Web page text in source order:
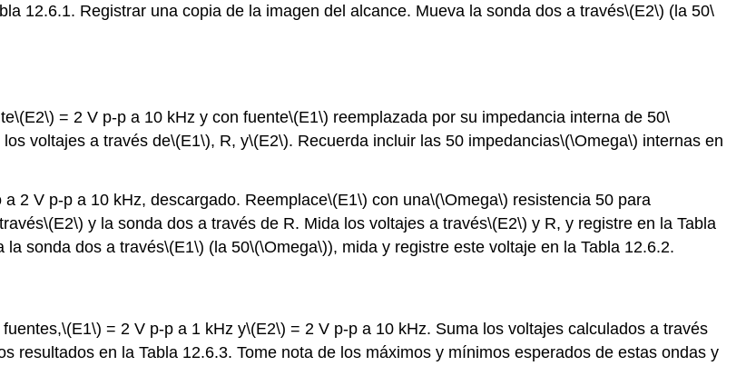
12.6.1. Registrar una copia de la imagen del alcance. Mueva la sonda dos a través\(E2\) (la 50\
\(E2\) = 2 V p-p a 10 kHz y con fuente\(E1\) reemplazada por su impedancia interna de 50\
voltajes a través de\(E1\), R, y\(E2\). Recuerda incluir las 50 impedancias\(\Omega\) internas en
a 2 V p-p a 10 kHz, descargado. Reemplace\(E1\) con una\(\Omega\) resistencia 50 para
\(E2\) y la sonda dos a través de R. Mida los voltajes a través\(E2\) y R, y registre en la Tabla
la sonda dos a través\(E1\) (la 50\(\Omega\)), mida y registre este voltaje en la Tabla 12.6.2.
\(E1\) = 2 V p-p a 1 kHz y\(E2\) = 2 V p-p a 10 kHz. Suma los voltajes calculados a través
resultados en la Tabla 12.6.3. Tome nota de los máximos y mínimos esperados de estas ondas y